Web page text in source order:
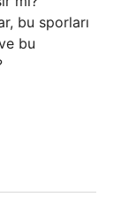
bu sporları
bu